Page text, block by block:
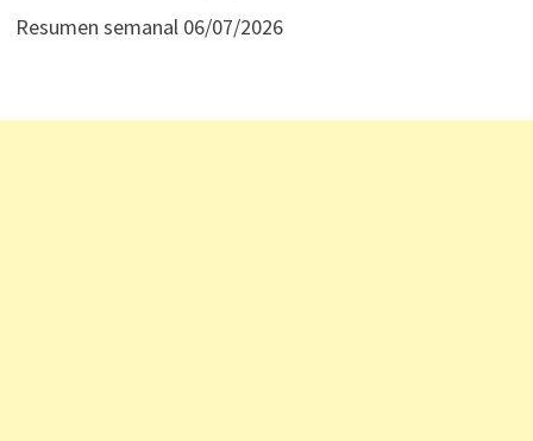
Resumen semanal 06/07/2026